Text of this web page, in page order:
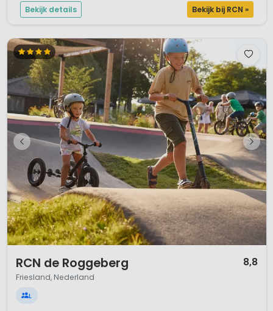
Bekijk details Bekijk bij RCN »
RCN de Roggeberg 8,8
Friesland, Nederland
L